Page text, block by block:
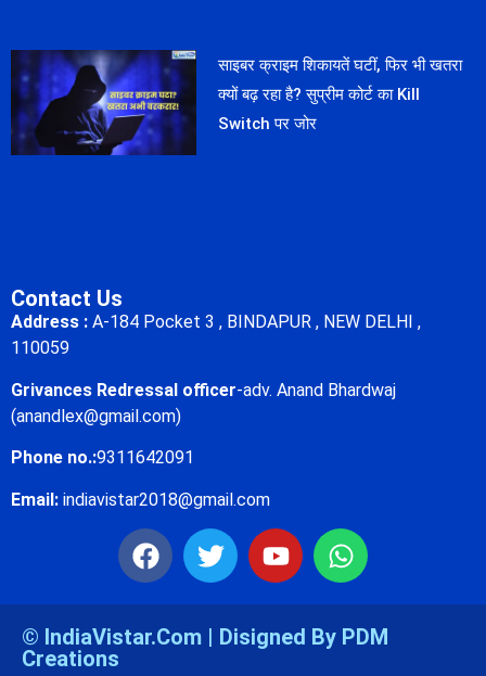
साइबर क्राइम शिकायतें घटीं, फिर भी खतरा
क्यों बढ़ रहा है? सुप्रीम कोर्ट का Kill
Switch पर जोर
Contact Us
Address : A-184 Pocket 3 , BINDAPUR , NEW DELHI ,
110059
Grivances Redressal officer-adv. Anand Bhardwaj
(anandlex@gmail.com)
Phone no.:9311642091
Email: indiavistar2018@gmail.com
© IndiaVistar.Com | Disigned By PDM
Creations